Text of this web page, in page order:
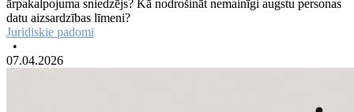
ārpakalpojuma sniedzējs? Kā nodrošināt nemainīgi augstu personas
datu aizsardzības līmeni?
Juridiskie padomi
•
07.04.2026